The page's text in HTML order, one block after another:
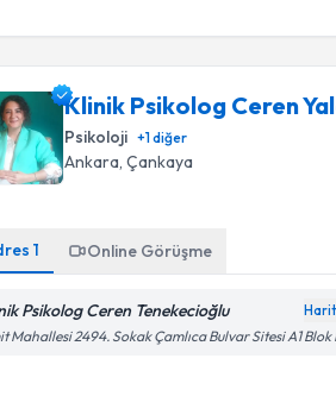
Klinik Psikolog Ceren
Psikoloji +1diğer
Ankara , Çankaya
1 Online Görüşme
Psikolog Ceren Tenekecioğlu
Mahallesi 2494. Sokak Çamlıca Bulvar Sitesi A1